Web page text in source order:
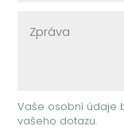
Vaše osobní údaje
vašeho dotazu.